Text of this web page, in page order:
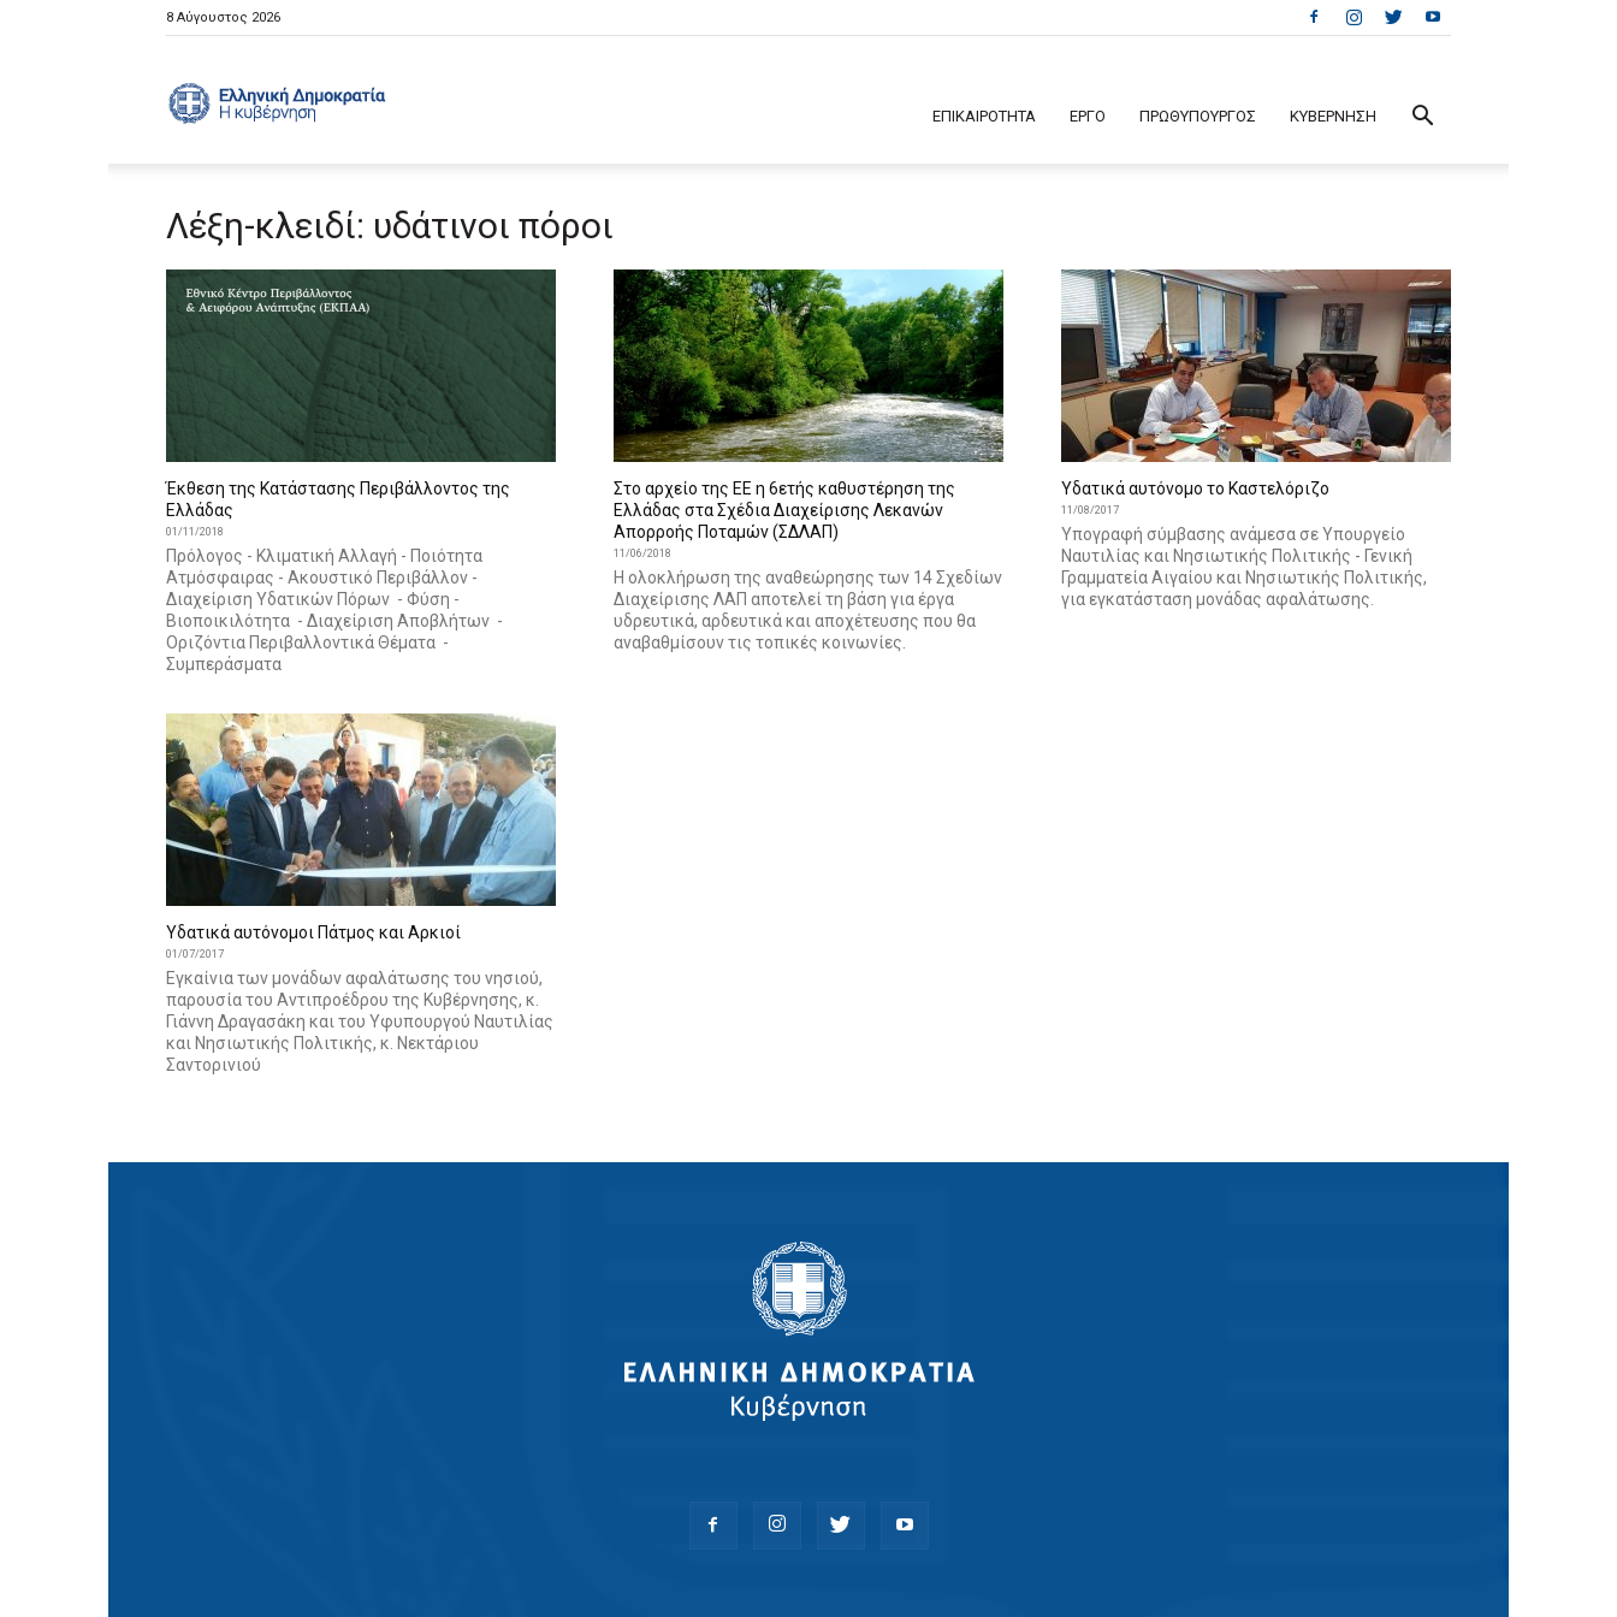
8 Αύγουστος 2026
Κυβέρνηση
ΕΠΙΚΑΙΡΟΤΗΤΑ ΕΡΓΟ ΠΡΩΘΥΠΟΥΡΓΟΣ ΚΥΒΕΡΝΗΣΗ
Λέξη-κλειδί: υδάτινοι πόροι
Έκθεση της Κατάστασης Περιβάλλοντος της
Ελλάδας
01/11/2018
Πρόλογος - Κλιματική Αλλαγή - Ποιότητα
Ατμόσφαιρας - Ακουστικό Περιβάλλον -
Διαχείριση Υδατικών Πόρων - Φύση -
Βιοποικιλότητα - Διαχείριση Αποβλήτων -
Οριζόντια Περιβαλλοντικά Θέματα -
Συμπεράσματα
Στο αρχείο της ΕΕ η 6ετής καθυστέρηση της
Ελλάδας στα Σχέδια Διαχείρισης Λεκανών
Απορροής Ποταμών (ΣΔΛΑΠ)
11/06/2018
Η ολοκλήρωση της αναθεώρησης των 14 Σχεδίων
Διαχείρισης ΛΑΠ αποτελεί τη βάση για έργα
υδρευτικά, αρδευτικά και αποχέτευσης που θα
αναβαθμίσουν τις τοπικές κοινωνίες.
Υδατικά αυτόνομο το Καστελόριζο
11/08/2017
Υπογραφή σύμβασης ανάμεσα σε Υπουργείο
Ναυτιλίας και Νησιωτικής Πολιτικής - Γενική
Γραμματεία Αιγαίου και Νησιωτικής Πολιτικής,
για εγκατάσταση μονάδας αφαλάτωσης.
Υδατικά αυτόνομοι Πάτμος και Αρκιοί
01/07/2017
Εγκαίνια των μονάδων αφαλάτωσης του νησιού,
παρουσία του Αντιπροέδρου της Κυβέρνησης, κ.
Γιάννη Δραγασάκη και του Υφυπουργού Ναυτιλίας
και Νησιωτικής Πολιτικής, κ. Νεκτάριου
Σαντορινιού